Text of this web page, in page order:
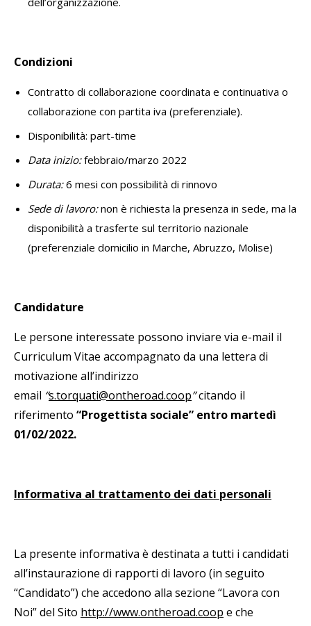
Condizioni
Contratto di collaborazione coordinata e continuativa o
collaborazione con partita iva (preferenziale).
Disponibilità: part-time
Data inizio:febbraio/marzo 2022
Durata:6 mesi con possibilità di rinnovo
Sede di lavoro:non è richiesta la presenza in sede, ma la
disponibilità a trasferte sul territorio nazionale
(preferenziale domicilio in Marche, Abruzzo, Molise)
Candidature
Le persone interessate possono inviare via e-mail il
Curriculum Vitae accompagnato da una lettera di
motivazione all’indirizzo
email “s.torquati@ontheroad.coop”citando il
riferimento “Progettista sociale” entro martedì
01/02/2022.
Informativa al trattamento dei dati personali
La presente informativa è destinata a tutti i candidati
all’instaurazione di rapporti di lavoro (in seguito
“Candidato”) che accedono alla sezione “Lavora con
Noi” del Sito http://www.ontheroad.coop e che